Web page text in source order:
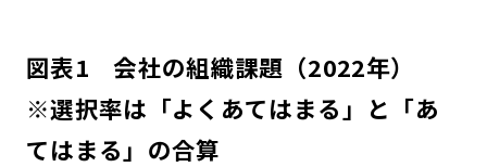
図表1 会社の組織課題（2022年）
※選択率は「よくあてはまる」と「あ
てはまる」の合算